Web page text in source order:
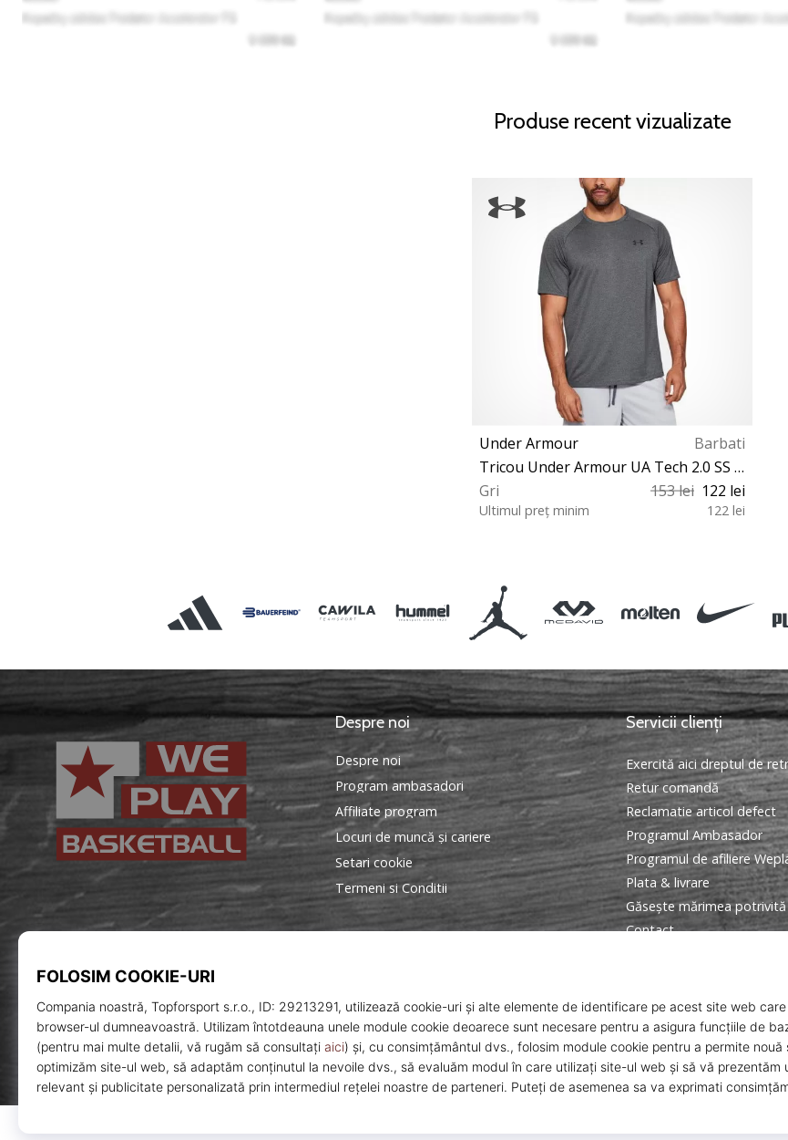
Produse recent vizualizate
Under Armour
Barbati
Tricou Under Armour UA Tech 2.0 SS Tee
Gri
153 lei 122 lei
Ultimul preț minim 122 lei
WePlayBasketball.ro
Despre noi
Despre noi
Program ambasadori
Affiliate program
Locuri de muncă și cariere
Setari cookie
Termeni si Conditii
Servicii clienți
Exercită aici dreptul de
Retur comandă
Reclamatie articol defect
Programul Ambasador
Programul de afiliere
Plata & livrare
Găseşte mărimea potrivită
Contact
© 2010 – 2026 WePlayBasketball.ro